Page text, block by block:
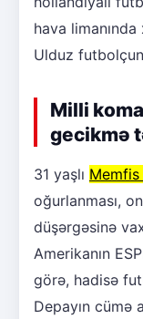
hava
Ulduz
Milli
gecikmə
31 yaşlı
oğurlanması,
düşərgəsinə
Amerikanın
görə, hadisə
Depayın cümə